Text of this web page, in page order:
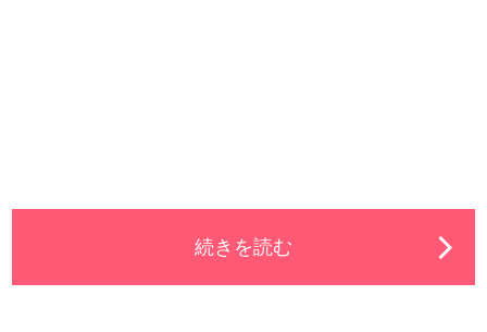
続きを読む